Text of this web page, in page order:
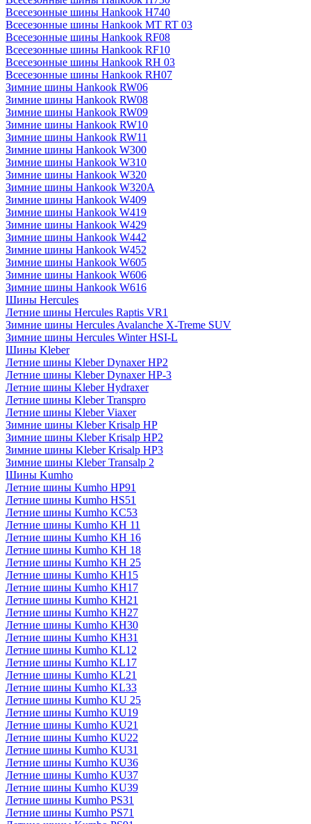
Всесезонные шины Hankook H740
Всесезонные шины Hankook MT RT 03
Всесезонные шины Hankook RF08
Всесезонные шины Hankook RF10
Всесезонные шины Hankook RH 03
Всесезонные шины Hankook RH07
Зимние шины Hankook RW06
Зимние шины Hankook RW08
Зимние шины Hankook RW09
Зимние шины Hankook RW10
Зимние шины Hankook RW11
Зимние шины Hankook W300
Зимние шины Hankook W310
Зимние шины Hankook W320
Зимние шины Hankook W320A
Зимние шины Hankook W409
Зимние шины Hankook W419
Зимние шины Hankook W429
Зимние шины Hankook W442
Зимние шины Hankook W452
Зимние шины Hankook W605
Зимние шины Hankook W606
Зимние шины Hankook W616
Шины Hercules
Летние шины Hercules Raptis VR1
Зимние шины Hercules Avalanche X-Treme SUV
Зимние шины Hercules Winter HSI-L
Шины Kleber
Летние шины Kleber Dynaxer HP2
Летние шины Kleber Dynaxer HP-3
Летние шины Kleber Hydraxer
Летние шины Kleber Transpro
Летние шины Kleber Viaxer
Зимние шины Kleber Krisalp HP
Зимние шины Kleber Krisalp HP2
Зимние шины Kleber Krisalp HP3
Зимние шины Kleber Transalp 2
Шины Kumho
Летние шины Kumho HP91
Летние шины Kumho HS51
Летние шины Kumho KC53
Летние шины Kumho KH 11
Летние шины Kumho KH 16
Летние шины Kumho KH 18
Летние шины Kumho KH 25
Летние шины Kumho KH15
Летние шины Kumho KH17
Летние шины Kumho KH21
Летние шины Kumho KH27
Летние шины Kumho KH30
Летние шины Kumho KH31
Летние шины Kumho KL12
Летние шины Kumho KL17
Летние шины Kumho KL21
Летние шины Kumho KL33
Летние шины Kumho KU 25
Летние шины Kumho KU19
Летние шины Kumho KU21
Летние шины Kumho KU22
Летние шины Kumho KU31
Летние шины Kumho KU36
Летние шины Kumho KU37
Летние шины Kumho KU39
Летние шины Kumho PS31
Летние шины Kumho PS71